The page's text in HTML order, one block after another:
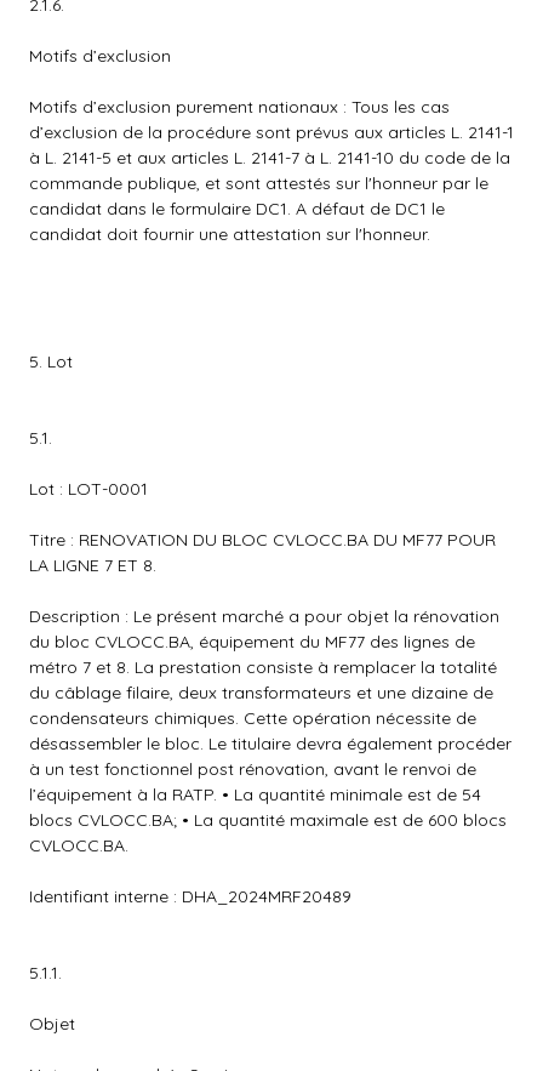
2.1.6.
Motifs d’exclusion
Motifs d’exclusion purement nationaux : Tous les cas
d’exclusion de la procédure sont prévus aux articles L. 2141-1
à L. 2141-5 et aux articles L. 2141-7 à L. 2141-10 du code de la
commande publique, et sont attestés sur l'honneur par le
candidat dans le formulaire DC1. A défaut de DC1 le
candidat doit fournir une attestation sur l'honneur.
5. Lot
5.1.
Lot : LOT-0001
Titre : RENOVATION DU BLOC CVLOCC.BA DU MF77 POUR
LA LIGNE 7 ET 8.
Description : Le présent marché a pour objet la rénovation
du bloc CVLOCC.BA, équipement du MF77 des lignes de
métro 7 et 8. La prestation consiste à remplacer la totalité
du câblage filaire, deux transformateurs et une dizaine de
condensateurs chimiques. Cette opération nécessite de
désassembler le bloc. Le titulaire devra également procéder
à un test fonctionnel post rénovation, avant le renvoi de
l’équipement à la RATP. • La quantité minimale est de 54
blocs CVLOCC.BA; • La quantité maximale est de 600 blocs
CVLOCC.BA.
Identifiant interne : DHA_2024MRF20489
5.1.1.
Objet